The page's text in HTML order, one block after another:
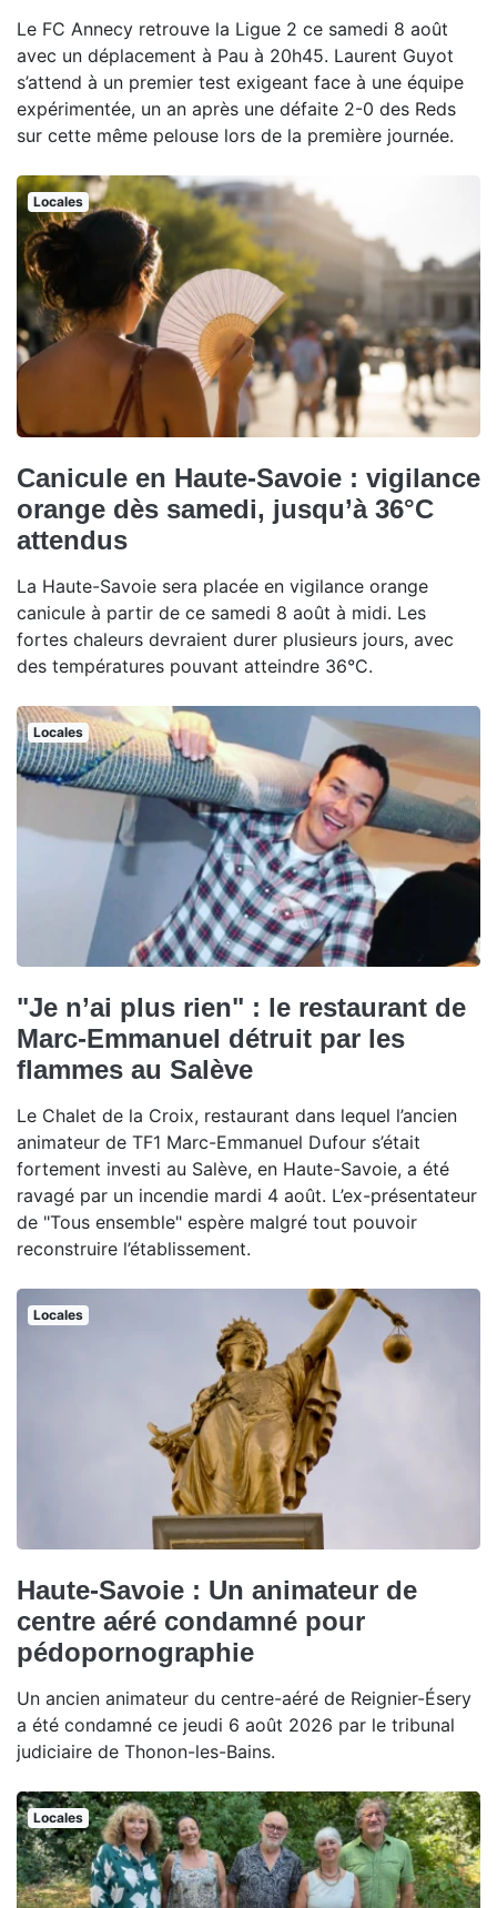
Le FC Annecy retrouve la Ligue 2 ce samedi 8 août
avec un déplacement à Pau à 20h45. Laurent Guyot
s’attend à un premier test exigeant face à une équipe
expérimentée, un an après une défaite 2-0 des Reds
sur cette même pelouse lors de la première journée.
Locales
Canicule en Haute-Savoie : vigilance
orange dès samedi, jusqu’à 36°C
attendus
La Haute-Savoie sera placée en vigilance orange
canicule à partir de ce samedi 8 août à midi. Les
fortes chaleurs devraient durer plusieurs jours, avec
des températures pouvant atteindre 36°C.
Locales
"Je n’ai plus rien" : le restaurant de
Marc-Emmanuel détruit par les
flammes au Salève
Le Chalet de la Croix, restaurant dans lequel l’ancien
animateur de TF1 Marc-Emmanuel Dufour s’était
fortement investi au Salève, en Haute-Savoie, a été
ravagé par un incendie mardi 4 août. L’ex-présentateur
de "Tous ensemble" espère malgré tout pouvoir
reconstruire l’établissement.
Locales
Haute-Savoie : Un animateur de
centre aéré condamné pour
pédopornographie
Un ancien animateur du centre-aéré de Reignier-Ésery
a été condamné ce jeudi 6 août 2026 par le tribunal
judiciaire de Thonon-les-Bains.
Locales